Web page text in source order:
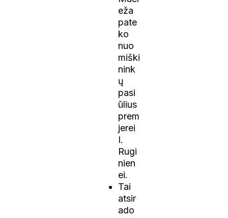
eža
pate
ko
nuo
miški
nink
ų
pasi
ūlius
prem
jerei
I.
Rugi
nien
ei.
Tai
atsir
ado